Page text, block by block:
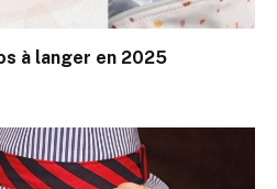
à langer en 2025